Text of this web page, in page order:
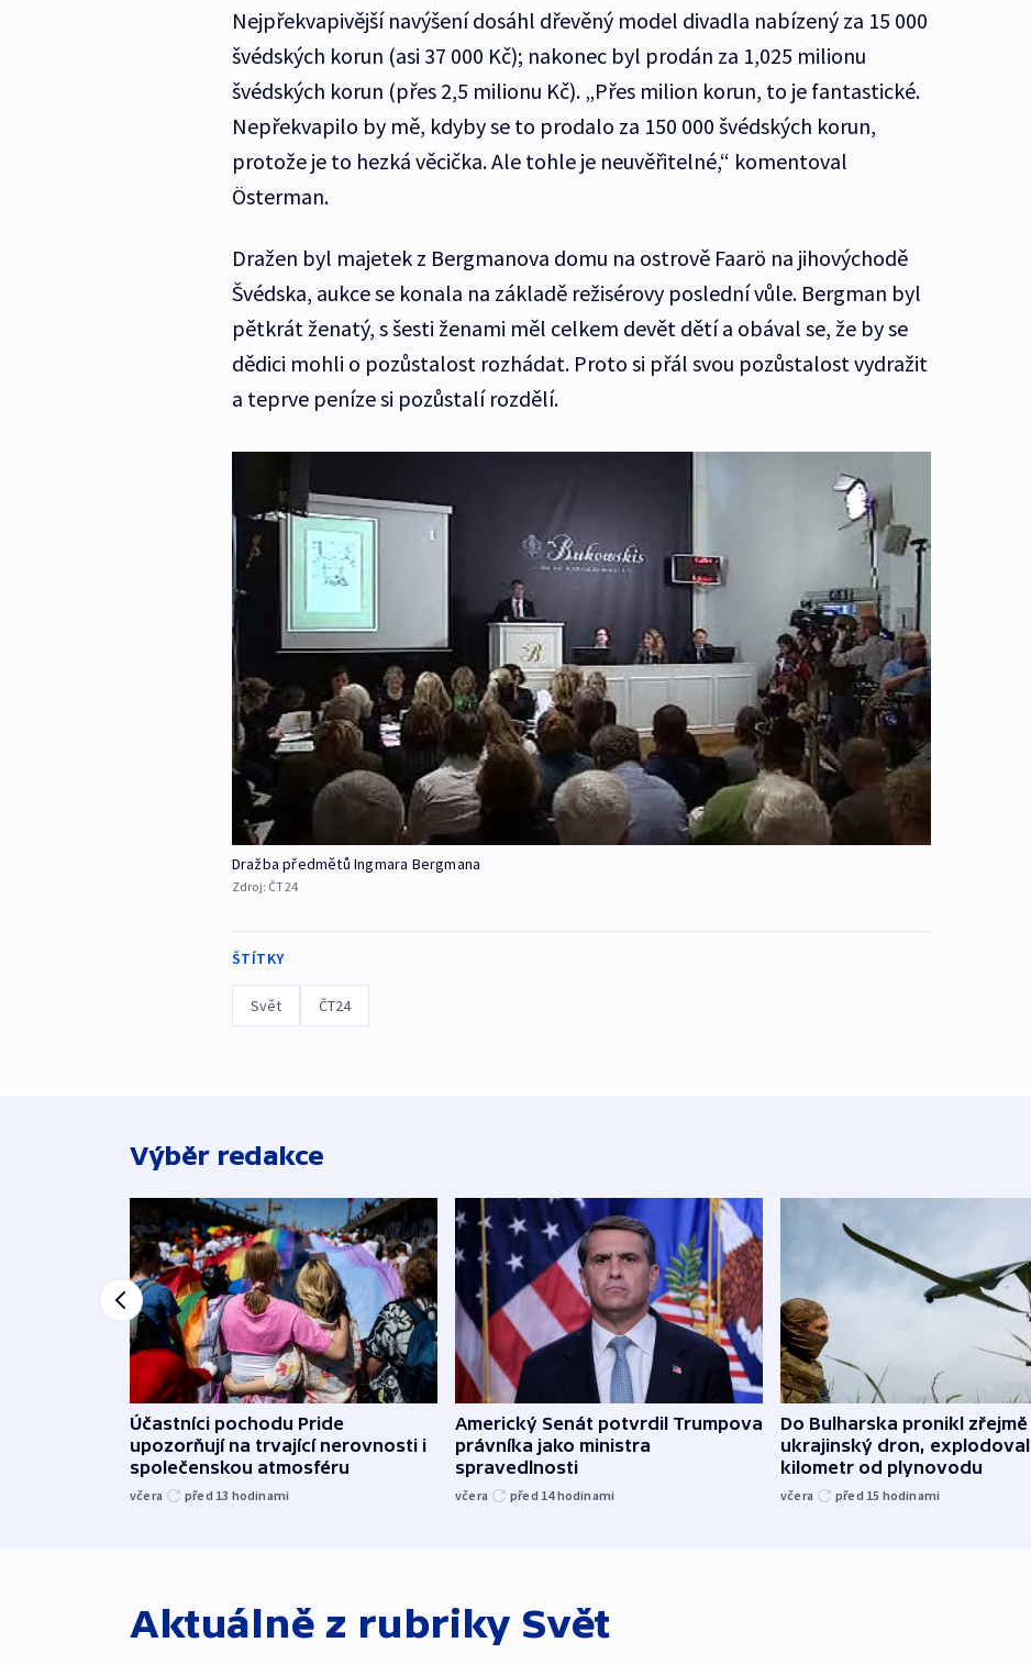
Nejpřekvapivější navýšení dosáhl dřevěný model divadla nabízený za 15 000
švédských korun (asi 37 000 Kč); nakonec byl prodán za 1,025 milionu
švédských korun (přes 2,5 milionu Kč). „Přes milion korun, to je fantastické.
Nepřekvapilo by mě, kdyby se to prodalo za 150 000 švédských korun,
protože je to hezká věcička. Ale tohle je neuvěřitelné,“ komentoval
Österman.
Dražen byl majetek z Bergmanova domu na ostrově Faarö na jihovýchodě
Švédska, aukce se konala na základě režisérovy poslední vůle. Bergman byl
pětkrát ženatý, s šesti ženami měl celkem devět dětí a obával se, že by se
dědici mohli o pozůstalost rozhádat. Proto si přál svou pozůstalost vydražit
a teprve peníze si pozůstalí rozdělí.
Dražba předmětů Ingmara Bergmana
Zdroj: ČT24
ŠTÍTKY
Svět ČT24
Výběr redakce
Účastníci pochodu Pride
upozorňují na trvající nerovnosti i
společenskou atmosféru
včera před 13 hodinami
Americký Senát potvrdil Trumpova
právníka jako ministra
spravedlnosti
včera před 14hodinami
Do Bulharska pronikl zřejmě
ukrajinský dron, explodoval
kilometr od plynovodu
včera před 15 hodinami
Aktuálně z rubriky Svět